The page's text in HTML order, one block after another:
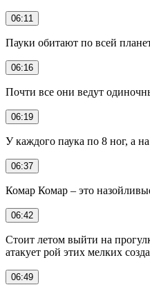
06:11
Пауки обитают по всей
06:16
Почти все они ведут
06:19
У каждого паука по 8 ног, а
06:37
Комар Комар – это
06:42
Стоит летом выйти на
атакует рой этих мелких
06:49